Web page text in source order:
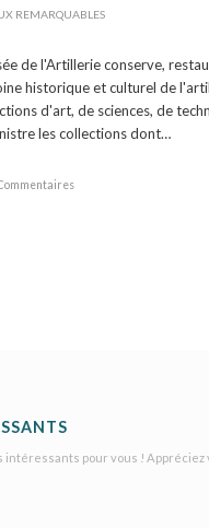
REMARQUABLES
de l'Artillerie conserve,
historique et culturel de
d'art, de sciences, de
les collections dont…
intéressants pour vous ! Appréciez